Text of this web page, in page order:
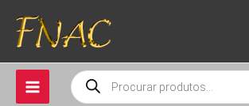
para
conteúdo
Pesquisar
produtos